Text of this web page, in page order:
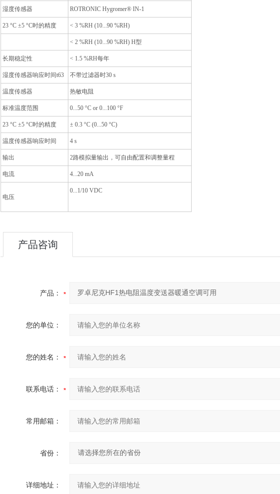
湿度传感器 ROTRONIC Hygromer® IN-1
23 °C ±5 °C时的精度 < 3 %RH (10...90 %RH)
< 2 %RH (10...90 %RH) H型
长期稳定性 < 1.5 %RH每年
湿度传感器响应时间t63 不带过滤器时30 s
温度传感器 热敏电阻
标准温度范围 0...50 °C or 0...100 °F
23 °C ±5 °C时的精度 ± 0.3 °C (0...50 °C)
温度传感器响应时间 4 s
输出 2路模拟量输出，可自由配置和调整量程
电流 4...20 mA
电压
0...1/10 VDC
产品咨询
产品：
您的单位：
您的姓名：
联系电话：
常用邮箱：
省份：
详细地址：